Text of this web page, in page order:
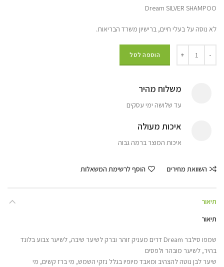
Dream SILVER SHAMPOO
לא נוסה על בעלי חיים, ברישיון משרד הבריאות.
הוספה לסל
משלוח מהיר
עד שלושה ימי עסקים
איכות מעולה
איכות המוצר ברמה גבוה
השוואת מחירים הוסף לרשימת המשאלות
תיאור
תיאור
שמפו סילבר Dream דרים מעניק זוהר וברק לשיער שיבה, לשיער צבוע בלונד
בהיר, לשיער מובהר ולפסים
שיער לבן נוטה להצהיב ומאבד מיופיו בגלל נזקי השמש, מי ברז קשים, מי